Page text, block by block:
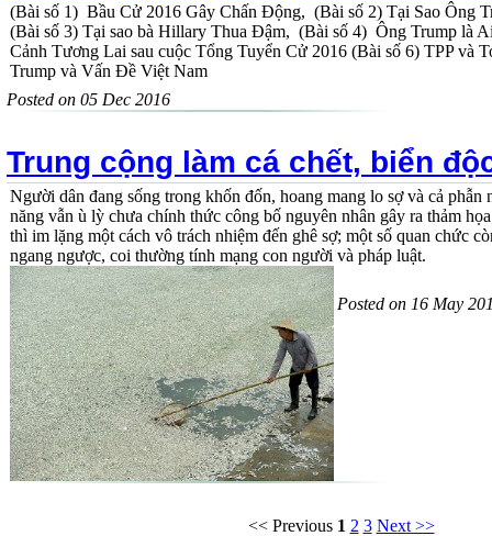
(Bài số 1) Bầu Cử 2016 Gây Chấn Động, (Bài số 2) Tại Sao
(Bài số 3) Tại sao bà Hillary Thua Đậm, (Bài số 4) Ông Trump là
Cảnh Tương Lai sau cuộc Tổng Tuyển Cử 2016 (Bài số 6) TPP và
Trump và Vấn Đề Việt Nam
Posted on 05 Dec 2016
Trung cộng làm cá chết, biển
Người dân đang sống trong khốn đốn, hoang mang lo sợ và cả phẫn
năng vẫn ù lỳ chưa chính thức công bố nguyên nhân gây ra thảm
thì im lặng một cách vô trách nhiệm đến ghê sợ; một số quan chức
ngang ngược, coi thường tính mạng con người và pháp luật.
Posted on 16 May
<< Previous 1 2 3 Next >>